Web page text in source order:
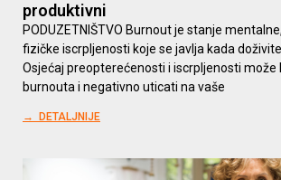
produktivni
PODUZETNIŠTVO Burnout je stanje
fizičke iscrpljenosti koje se javlja kada
Osjećaj preopterećenosti i iscrpljenosti može
burnouta i negativno uticati na vaše
→ DETALJNIJE